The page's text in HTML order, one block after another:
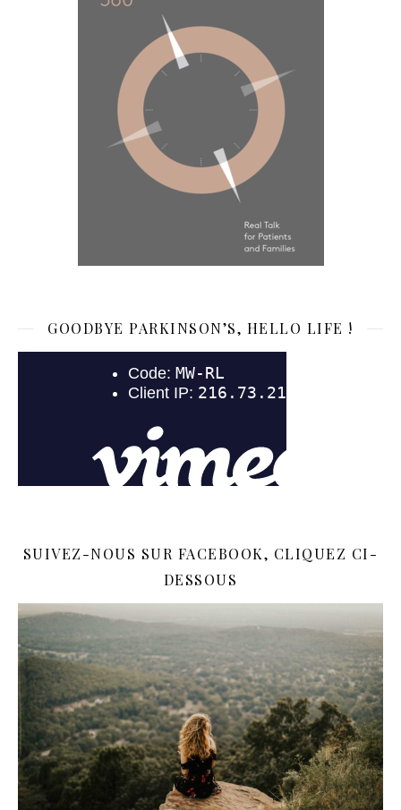
GOODBYE PARKINSON’S, HELLO LIFE !
SUIVEZ-NOUS SUR FACEBOOK, CLIQUEZ CI-
DESSOUS